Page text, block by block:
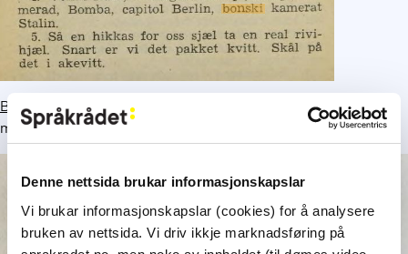
Denne nettsida brukar informasjonskapslar
Vi brukar informasjonskapslar (cookies) for å analysere
bruken av nettsida. Vi driv ikkje marknadsføring på
Bjarne Berulfsen
meinte at uttrykket skreiv seg frå
mellomkrigstida, og det kan godt hende.